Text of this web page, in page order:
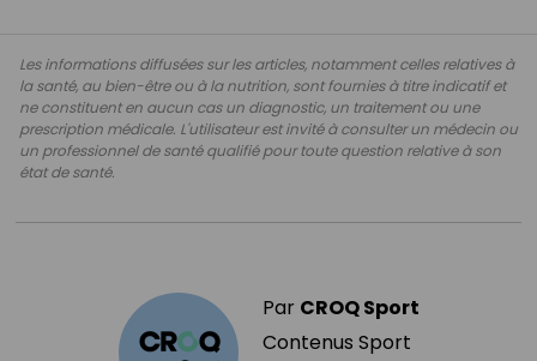
Les informations diffusées sur les articles, notamment celles relatives à
la santé, au bien-être ou à la nutrition, sont fournies à titre indicatif et
ne constituent en aucun cas un diagnostic, un traitement ou une
prescription médicale. L'utilisateur est invité à consulter un médecin ou
un professionnel de santé qualifié pour toute question relative à son
état de santé.
Par CROQ Sport
Contenus Sport